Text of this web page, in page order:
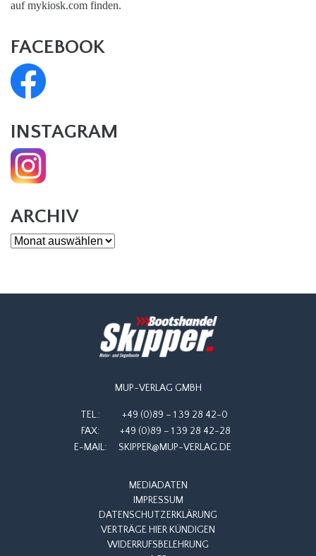
auf mykiosk.com finden.
FACEBOOK
INSTAGRAM
ARCHIV
Archiv
MUP-VERLAG GMBH
TEL.:
+49 (0)89 – 1 39 28 42-0
FAX:
+49 (0)89 – 1 39 28 42-28
E-MAIL:
SKIPPER@MUP-VERLAG.DE
MEDIADATEN
IMPRESSUM
DATENSCHUTZERKLÄRUNG
VERTRÄGE HIER KÜNDIGEN
WIDERRUFSBELEHRUNG